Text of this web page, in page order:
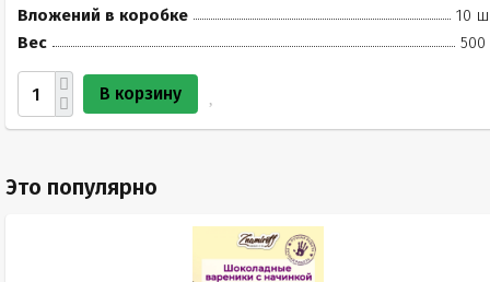
Вложений в коробке
10
Вес
500
В корзину
Это популярно